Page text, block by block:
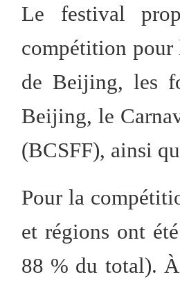
Le festival
compétition pour
de Beijing, les
Beijing, le
(BCSFF), ainsi
Pour la
et régions ont
88 % du total).